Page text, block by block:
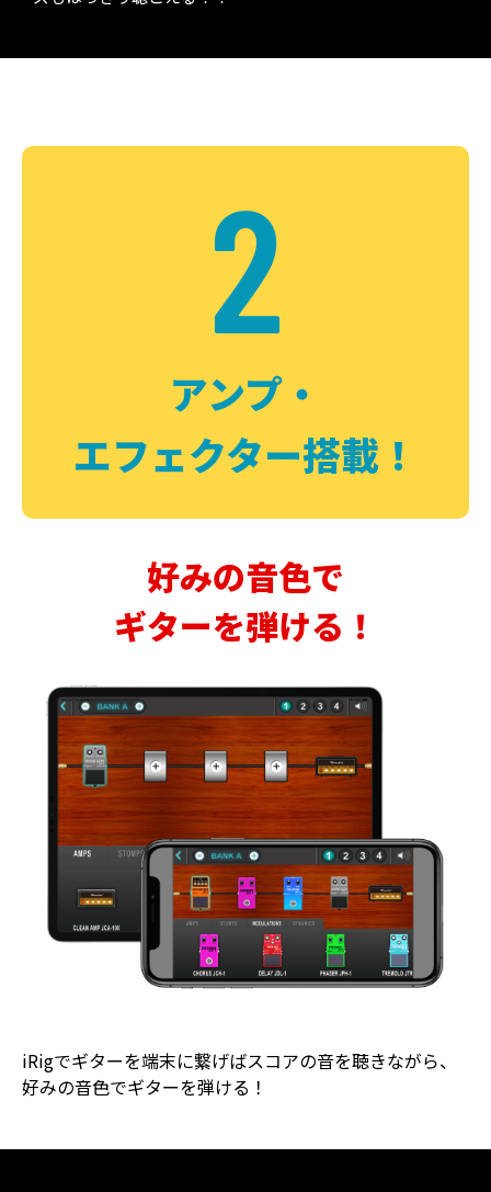
2
アンプ・
エフェクター搭載！
好みの音色で
ギターを弾ける！
iRigでギターを端末に繋げばスコアの音を聴きながら、
好みの音色でギターを弾ける！